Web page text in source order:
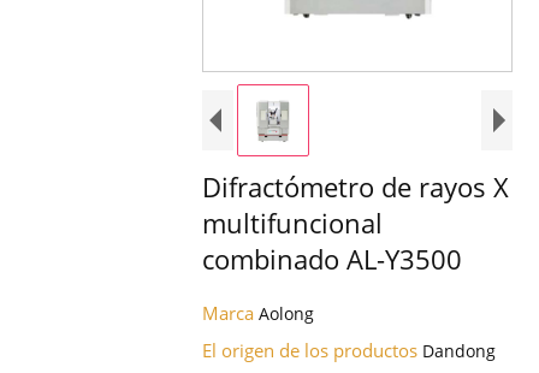
Difractómetro de rayos X
multifuncional
combinado AL-Y3500
Marca Aolong
El origen de los productos Dandong